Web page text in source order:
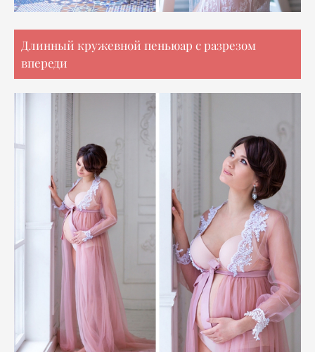
Длинный кружевной пеньюар с разрезом
впереди